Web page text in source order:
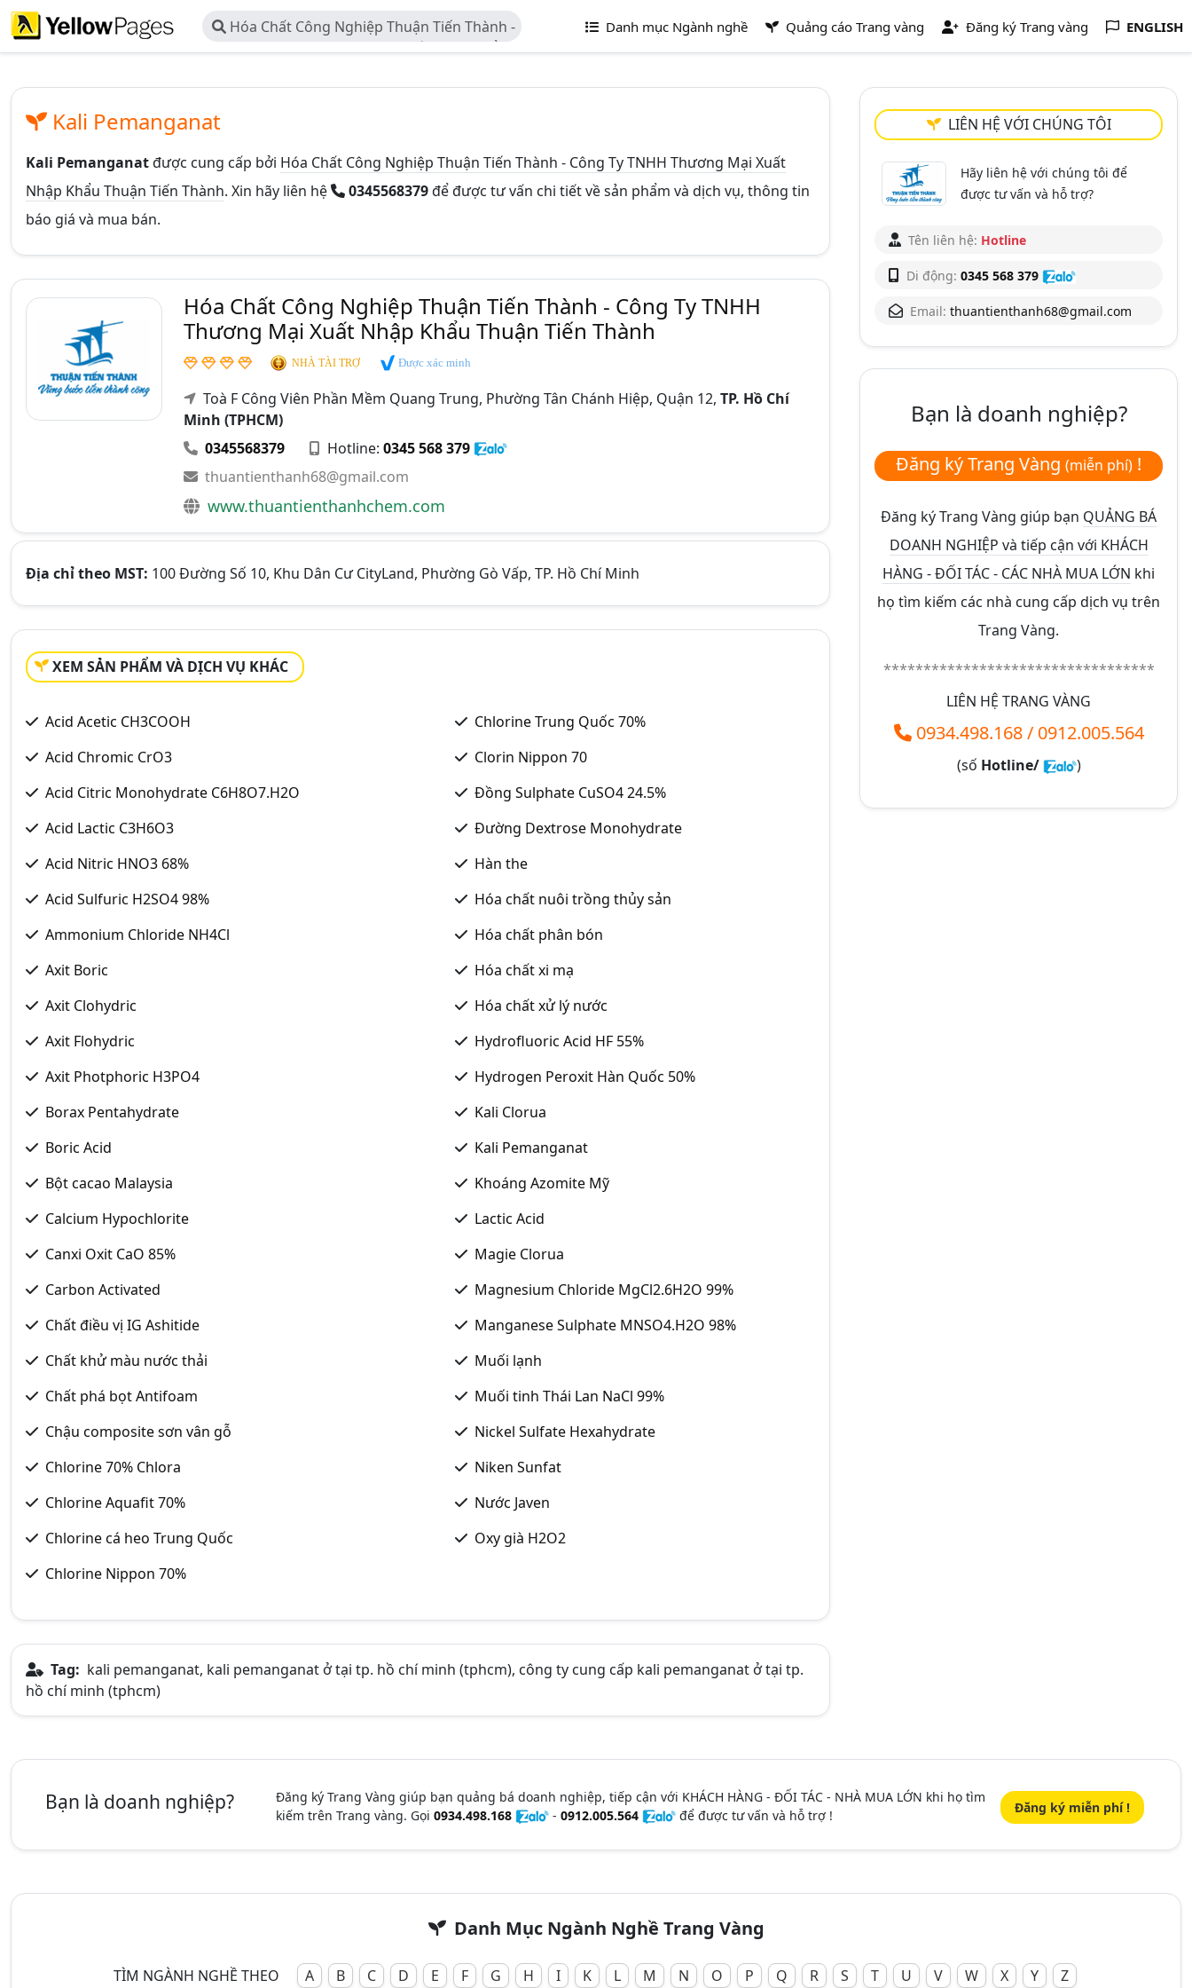
Hóa Chất Công Nghiệp Thuận Tiến Thành -
Công Ty TNHH Thương Mại Xuất Nhập Khẩu
Danh mục Ngành nghề Quảng cáo Trang vàng Đăng ký Trang vàng ENGLISH
Kali Pemanganat
Kali Pemanganatđược cung cấp bởi Hóa Chất Công Nghiệp Thuận Tiến Thành - Công Ty TNHH Thương Mại Xuất
Nhập Khẩu Thuận Tiến Thành. Xin hãy liên hệ 0345568379để được tư vấn chi tiết về sản phẩm và dịch vụ, thông tin
báo giá và mua bán.
Hóa Chất Công Nghiệp Thuận Tiến Thành - Công Ty TNHH
Thương Mại Xuất Nhập Khẩu Thuận Tiến Thành
NHÀ TÀI TRỢ Được xác minh
Toà F Công Viên Phần Mềm Quang Trung, Phường Tân Chánh Hiệp, Quận 12, TP. Hồ Chí
Minh (TPHCM)
0345568379
Hotline: 0345 568 379
thuantienthanh68@gmail.com
www.thuantienthanhchem.com
Địa chỉ theo MST: 100 Đường Số 10, Khu Dân Cư CityLand, Phường Gò Vấp, TP. Hồ Chí Minh
XEM SẢN PHẨM VÀ DỊCH VỤ KHÁC
Acid Acetic CH3COOH
Acid Chromic CrO3
Acid Citric Monohydrate C6H8O7.H2O
Acid Lactic C3H6O3
Acid Nitric HNO3 68%
Acid Sulfuric H2SO4 98%
Ammonium Chloride NH4Cl
Axit Boric
Axit Clohydric
Axit Flohydric
Axit Photphoric H3PO4
Borax Pentahydrate
Boric Acid
Bột cacao Malaysia
Calcium Hypochlorite
Canxi Oxit CaO 85%
Carbon Activated
Chất điều vị IG Ashitide
Chất khử màu nước thải
Chất phá bọt Antifoam
Chậu composite sơn vân gỗ
Chlorine 70% Chlora
Chlorine Aquafit 70%
Chlorine cá heo Trung Quốc
Chlorine Nippon 70%
Chlorine Trung Quốc 70%
Clorin Nippon 70
Đồng Sulphate CuSO4 24.5%
Đường Dextrose Monohydrate
Hàn the
Hóa chất nuôi trồng thủy sản
Hóa chất phân bón
Hóa chất xi mạ
Hóa chất xử lý nước
Hydrofluoric Acid HF 55%
Hydrogen Peroxit Hàn Quốc 50%
Kali Clorua
Kali Pemanganat
Khoáng Azomite Mỹ
Lactic Acid
Magie Clorua
Magnesium Chloride MgCl2.6H2O 99%
Manganese Sulphate MNSO4.H2O 98%
Muối lạnh
Muối tinh Thái Lan NaCl 99%
Nickel Sulfate Hexahydrate
Niken Sunfat
Nước Javen
Oxy già H2O2
Tag: kali pemanganat, kali pemanganat ở tại tp. hồ chí minh (tphcm), công ty cung cấp kali pemanganat ở tại tp.
hồ chí minh (tphcm)
LIÊN HỆ VỚI CHÚNG TÔI
Hãy liên hệ với chúng tôi để
được tư vấn và hỗ trợ?
Tên liên hệ: Hotline
Di động: 0345 568 379
Email: thuantienthanh68@gmail.com
Bạn là doanh nghiệp?
Đăng ký Trang Vàng (miễn phí) !
Đăng ký Trang Vàng giúp bạn QUẢNG BÁ
DOANH NGHIỆP và tiếp cận với KHÁCH
HÀNG - ĐỐI TÁC - CÁC NHÀ MUA LỚN khi
họ tìm kiếm các nhà cung cấp dịch vụ trên
Trang Vàng.
**********************************
LIÊN HỆ TRANG VÀNG
0934.498.168/ 0912.005.564
(số Hotline/ )
Bạn là doanh nghiệp?
Đăng ký Trang Vàng giúp bạn quảng bá doanh nghiệp, tiếp cận với KHÁCH HÀNG - ĐỐI TÁC - NHÀ MUA LỚN khi họ tìm
kiếm trên Trang vàng. Gọi 0934.498.168 - 0912.005.564 để được tư vấn và hỗ trợ ! Đăng ký miễn phí !
Danh Mục Ngành Nghề Trang Vàng
TÌM NGÀNH NGHỀ THEO A B C D E F G H I K L M N O P Q R S T U V W X Y Z